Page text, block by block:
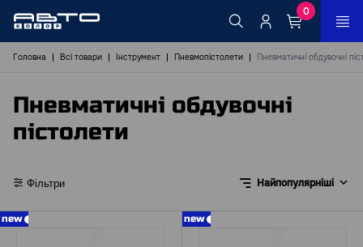
0
Головна Всі товари Інструмент Пневмопістолети Пневматичні обдувочні
Пневматичні обдувочні
пістолети
Фільтри Найпопулярніші
new new